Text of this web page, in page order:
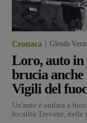
Cronaca Glenda
Loro, auto in
brucia anche
Vigili del
Un'auto è andata a
località Trevane, nelle